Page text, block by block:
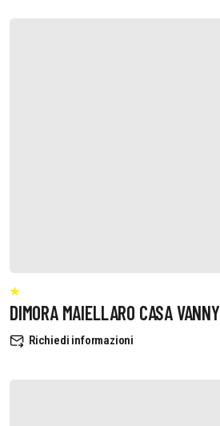
DIMORA MAIELLARO CASA VANNY
Richiedi informazioni